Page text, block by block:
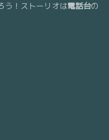
う！ストーリオは電話台の